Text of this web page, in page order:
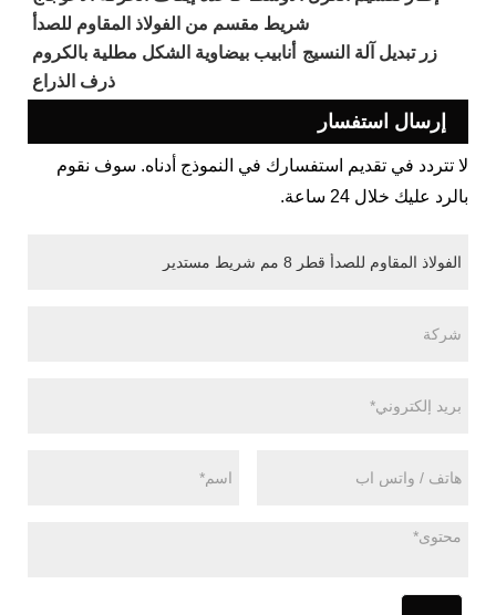
شريط مقسم من الفولاذ المقاوم للصدأ
أنابيب بيضاوية الشكل مطلية بالكروم
زر تبديل آلة النسيج
ذرف الذراع
إرسال استفسار
لا تتردد في تقديم استفسارك في النموذج أدناه. سوف نقوم
بالرد عليك خلال 24 ساعة.